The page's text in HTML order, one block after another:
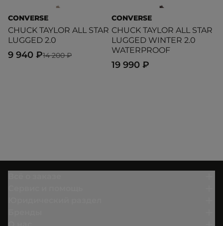
CONVERSE
CHUCK TAYLOR ALL STAR
LUGGED 2.0
14 200 ₽
9 940 ₽
CONVERSE
CHUCK TAYLOR ALL STAR
LUGGED WINTER 2.0
WATERPROOF
19 990 ₽